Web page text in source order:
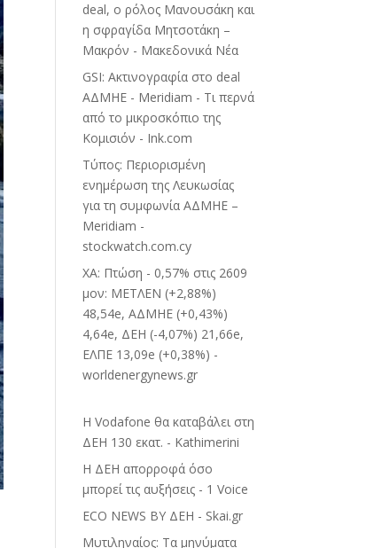
deal, ο ρόλος Μανουσάκη και
η σφραγίδα Μητσοτάκη –
Μακρόν - Μακεδονικά Νέα
GSI: Ακτινογραφία στο deal
ΑΔΜΗΕ - Meridiam - Τι περνά
από το μικροσκόπιο της
Κομισιόν - Ink.com
Τύπος: Περιορισμένη
ενημέρωση της Λευκωσίας
για τη συμφωνία ΑΔΜΗΕ –
Meridiam -
stockwatch.com.cy
ΧΑ: Πτώση - 0,57% στις 2609
μον: ΜΕΤΛΕΝ (+2,88%)
48,54e, ΑΔΜΗΕ (+0,43%)
4,64e, ΔΕΗ (-4,07%) 21,66e,
ΕΛΠΕ 13,09e (+0,38%) -
worldenergynews.gr
Η Vodafone θα καταβάλει στη
ΔΕΗ 130 εκατ. - Kathimerini
Η ΔΕΗ απορροφά όσο
μπορεί τις αυξήσεις - 1 Voice
ECO NEWS BY ΔΕΗ - Skai.gr
Μυτιληναίος: Τα μηνύματα